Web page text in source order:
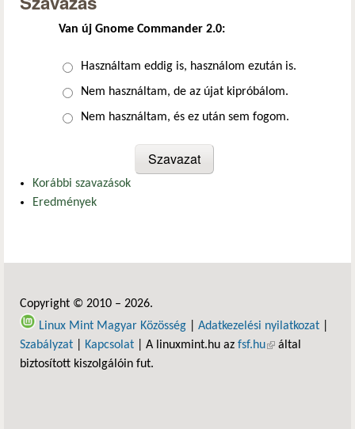
Van új Gnome Commander 2.0:
Választások
Használtam eddig is, használom ezután is.
Nem használtam, de az újat kipróbálom.
Nem használtam, és ez után sem fogom.
Korábbi szavazások
Eredmények
Copyright © 2010 – 2026.
Linux Mint Magyar Közösség
Adatkezelési nyilatkozat
Szabályzat
Kapcsolat | A linuxmint.hu az fsf.hu(külső hivatkozás)
által
biztosított kiszolgálóin fut.